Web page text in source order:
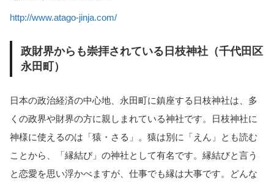
http://www.atago-jinja.com/
政財界からも崇拝されている日枝神社（千代田区
永田町）
日本の政治経済の中心地、永田町に鎮座する日枝神社は、多
くの政界や財界の方に親しまれている神社です。日枝神社に
神様に使えるのは「猿・さる」。猿は別に「えん」とも読む
ことから、「縁結び」の神社として有名です。縁結びと言う
と恋愛を思い浮かべますが、仕事でも縁は大事です。どんな